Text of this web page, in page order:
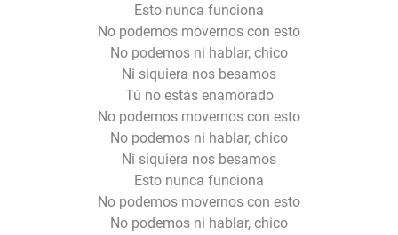
Esto nunca funciona
No podemos movernos con esto
No podemos ni hablar, chico
Ni siquiera nos besamos
Tú no estás enamorado
No podemos movernos con esto
No podemos ni hablar, chico
Ni siquiera nos besamos
Esto nunca funciona
No podemos movernos con esto
No podemos ni hablar, chico